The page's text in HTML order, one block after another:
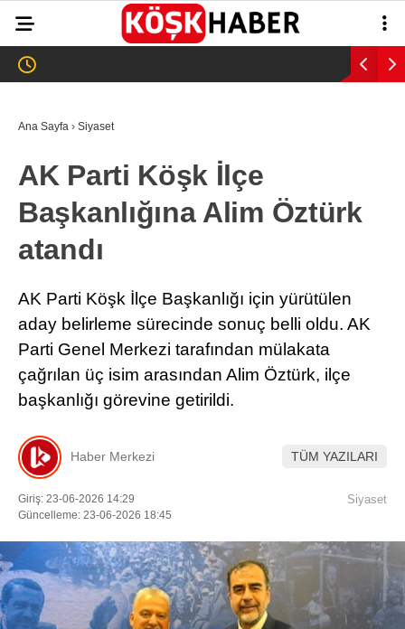
WhatsApp İhbar
Instagram
32.9°
ASAYİŞ
EĞİTİM
SAĞLIK
EKONOMİ
SPOR
VEFAT
Ana Sayfa › Siyaset
AK Parti Köşk İlçe
Başkanlığına Alim Öztürk
atandı
AK Parti Köşk İlçe Başkanlığı için yürütülen
aday belirleme sürecinde sonuç belli oldu. AK
Parti Genel Merkezi tarafından mülakata
çağrılan üç isim arasından Alim Öztürk, ilçe
başkanlığı görevine getirildi.
Haber Merkezi TÜM YAZILARI
Giriş: 23-06-2026 14:29
Güncelleme: 23-06-2026 18:45
Siyaset